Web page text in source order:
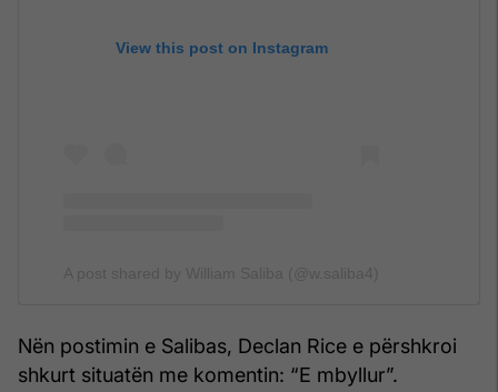
View this post on Instagram
Nën postimin e Salibas, Declan Rice e përshkroi
shkurt situatën me komentin: “E mbyllur”.